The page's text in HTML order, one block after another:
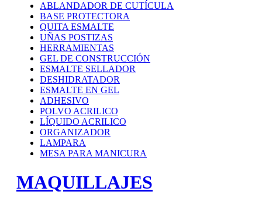
ABLANDADOR DE CUTÍCULA
BASE PROTECTORA
QUITA ESMALTE
UÑAS POSTIZAS
HERRAMIENTAS
GEL DE CONSTRUCCIÓN
ESMALTE SELLADOR
DESHIDRATADOR
ESMALTE EN GEL
ADHESIVO
POLVO ACRILICO
LÍQUIDO ACRILICO
ORGANIZADOR
LAMPARA
MESA PARA MANICURA
MAQUILLAJES